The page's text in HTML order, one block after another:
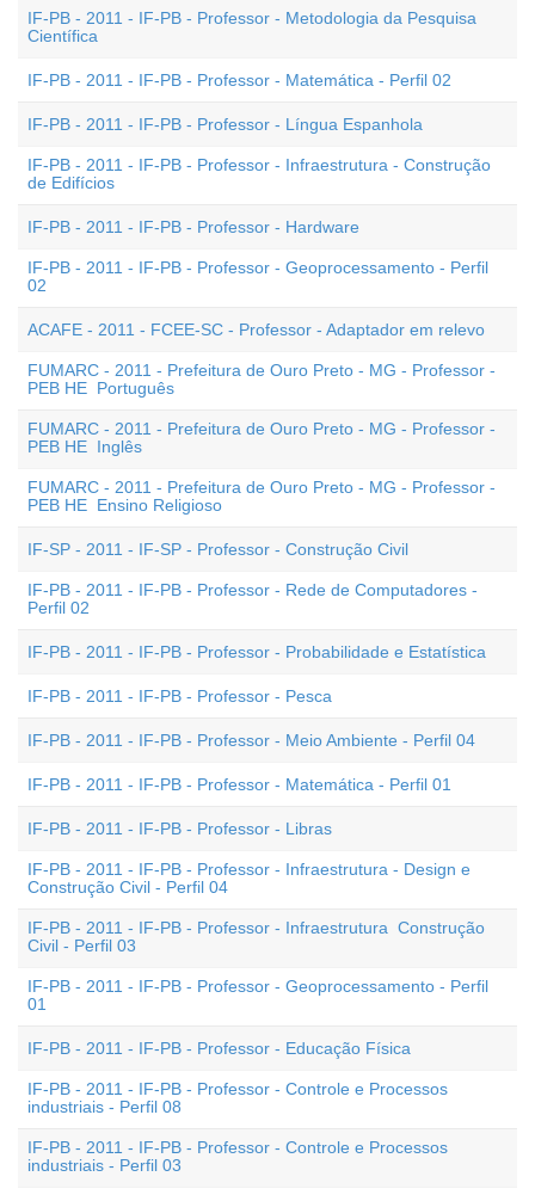
IF-PB - 2011 - IF-PB - Professor - Metodologia da Pesquisa
Científica
IF-PB - 2011 - IF-PB - Professor - Matemática - Perfil 02
IF-PB - 2011 - IF-PB - Professor - Língua Espanhola
IF-PB - 2011 - IF-PB - Professor - Infraestrutura - Construção
de Edifícios
IF-PB - 2011 - IF-PB - Professor - Hardware
IF-PB - 2011 - IF-PB - Professor - Geoprocessamento - Perfil
02
ACAFE - 2011 - FCEE-SC - Professor - Adaptador em relevo
FUMARC - 2011 - Prefeitura de Ouro Preto - MG - Professor -
PEB HE  Português
FUMARC - 2011 - Prefeitura de Ouro Preto - MG - Professor -
PEB HE  Inglês
FUMARC - 2011 - Prefeitura de Ouro Preto - MG - Professor -
PEB HE  Ensino Religioso
IF-SP - 2011 - IF-SP - Professor - Construção Civil
IF-PB - 2011 - IF-PB - Professor - Rede de Computadores -
Perfil 02
IF-PB - 2011 - IF-PB - Professor - Probabilidade e Estatística
IF-PB - 2011 - IF-PB - Professor - Pesca
IF-PB - 2011 - IF-PB - Professor - Meio Ambiente - Perfil 04
IF-PB - 2011 - IF-PB - Professor - Matemática - Perfil 01
IF-PB - 2011 - IF-PB - Professor - Libras
IF-PB - 2011 - IF-PB - Professor - Infraestrutura - Design e
Construção Civil - Perfil 04
IF-PB - 2011 - IF-PB - Professor - Infraestrutura  Construção
Civil - Perfil 03
IF-PB - 2011 - IF-PB - Professor - Geoprocessamento - Perfil
01
IF-PB - 2011 - IF-PB - Professor - Educação Física
IF-PB - 2011 - IF-PB - Professor - Controle e Processos
industriais - Perfil 08
IF-PB - 2011 - IF-PB - Professor - Controle e Processos
industriais - Perfil 03